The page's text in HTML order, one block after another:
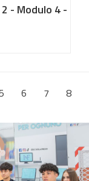
- Modulo 4 -
6 7 8